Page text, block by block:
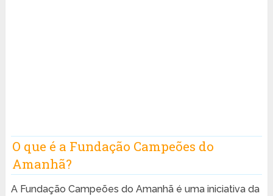
O que é a Fundação Campeões do
Amanhã?
A Fundação Campeões do Amanhã é uma iniciativa da